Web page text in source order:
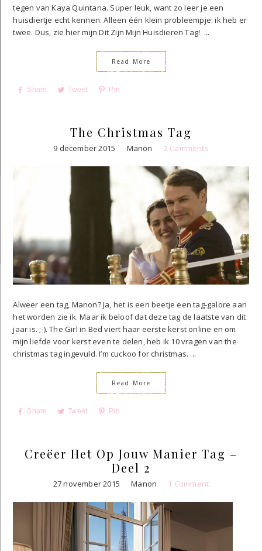
tegen van Kaya Quintana. Super leuk, want zo leer je een
huisdiertje echt kennen. Alleen één klein probleempje: ik heb er
twee. Dus, zie hier mijn Dit Zijn Mijn Huisdieren Tag! ...
Read More
Share Tweet Pin
The Christmas Tag
9 december 2015 Manon 2 Comments
Alweer een tag, Manon? Ja, het is een beetje een tag-galore aan
het worden zie ik. Maar ik beloof dat deze tag de laatste van dit
jaar is. ;-). The Girl in Bed viert haar eerste kerst online en om
mijn liefde voor kerst even te delen, heb ik 10 vragen van the
christmas tag ingevuld. I’m cuckoo for christmas. ...
Read More
Share Tweet Pin
Creëer Het Op Jouw Manier Tag –
Deel 2
27 november 2015 Manon 1 Comment